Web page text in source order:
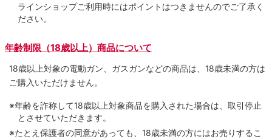
ラインショップご利用時にはポイントはつきませんのでご了承く
ださい。
年齢制限（18歳以上）商品について
18歳以上対象の電動ガン、ガスガンなどの商品は、18歳未満の方は
ご購入いただけません。
※年齢を詐称して18歳以上対象商品を購入された場合は、取引停止
とさせていただきます。
※たとえ保護者の同意があっても、18歳未満の方にはお売りするこ